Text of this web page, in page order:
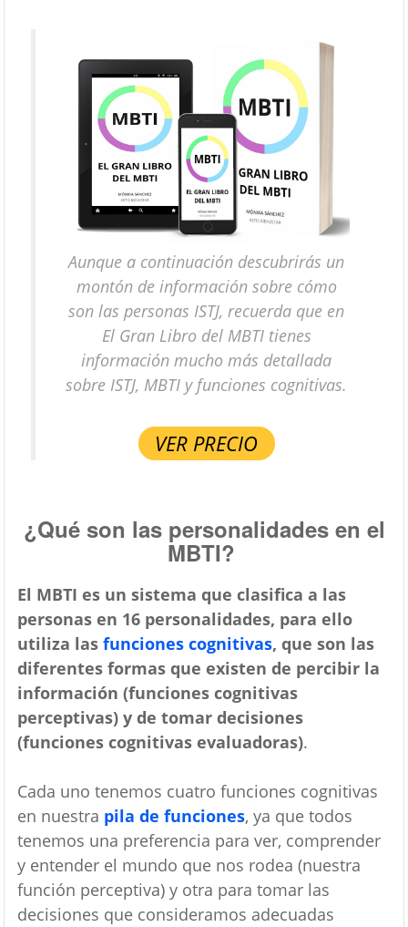
Aunque a continuación descubrirás un
montón de información sobre cómo
son las personas ISTJ, recuerda que en
El Gran Libro del MBTI tienes
información mucho más detallada
sobre ISTJ, MBTI y funciones cognitivas.
VER PRECIO
¿Qué son las personalidades en el
MBTI?
El MBTI es un sistema que clasifica a las
personas en 16 personalidades, para ello
utiliza las funciones cognitivas, que son las
diferentes formas que existen de percibir la
información (funciones cognitivas
perceptivas) y de tomar decisiones
(funciones cognitivas evaluadoras).
Cada uno tenemos cuatro funciones cognitivas
en nuestra pila de funciones, ya que todos
tenemos una preferencia para ver, comprender
y entender el mundo que nos rodea (nuestra
función perceptiva) y otra para tomar las
decisiones que consideramos adecuadas